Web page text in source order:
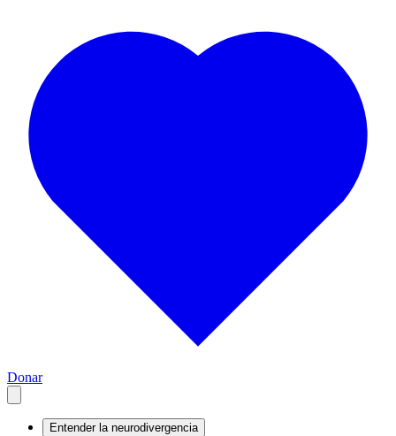
Donar
Entender la neurodivergencia